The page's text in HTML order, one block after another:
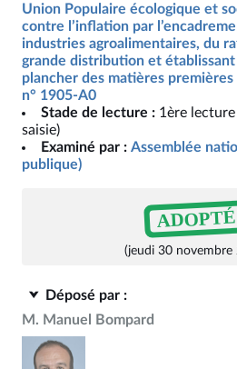
Union Populaire écologique et
contre l’inflation par
industries agroalimentaires, du
grande distribution et établissant
plancher des matières premières
n° 1905-A0
Stade de lecture : 1ère lecture
saisie)
Examiné par : Assemblée
publique)
ADOPTÉ
(jeudi 30 novembre
Déposé par :
M. Manuel Bompard